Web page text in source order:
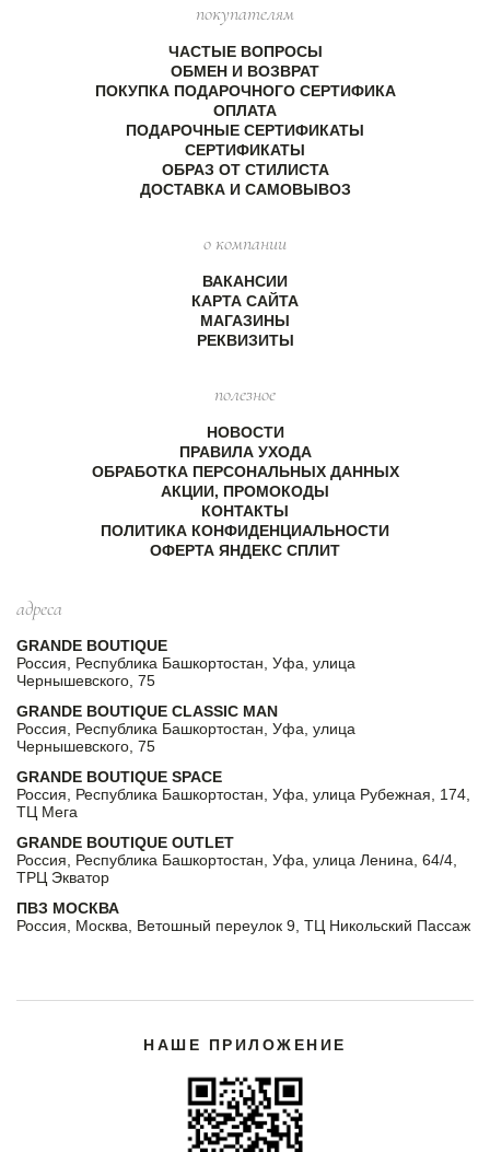
покупателям
ЧАСТЫЕ ВОПРОСЫ
ОБМЕН И ВОЗВРАТ
ПОКУПКА ПОДАРОЧНОГО СЕРТИФИКА
ОПЛАТА
ПОДАРОЧНЫЕ СЕРТИФИКАТЫ
СЕРТИФИКАТЫ
ОБРАЗ ОТ СТИЛИСТА
ДОСТАВКА И САМОВЫВОЗ
о компании
ВАКАНСИИ
КАРТА САЙТА
МАГАЗИНЫ
РЕКВИЗИТЫ
полезное
НОВОСТИ
ПРАВИЛА УХОДА
ОБРАБОТКА ПЕРСОНАЛЬНЫХ ДАННЫХ
АКЦИИ, ПРОМОКОДЫ
КОНТАКТЫ
ПОЛИТИКА КОНФИДЕНЦИАЛЬНОСТИ
ОФЕРТА ЯНДЕКС СПЛИТ
адреса
GRANDE BOUTIQUE
Россия, Республика Башкортостан, Уфа, улица
Чернышевского, 75
GRANDE BOUTIQUE CLASSIC MAN
Россия, Республика Башкортостан, Уфа, улица
Чернышевского, 75
GRANDE BOUTIQUE SPACE
Россия, Республика Башкортостан, Уфа, улица Рубежная, 174,
ТЦ Мега
GRANDE BOUTIQUE OUTLET
Россия, Республика Башкортостан, Уфа, улица Ленина, 64/4,
ТРЦ Экватор
ПВЗ МОСКВА
Россия, Москва, Ветошный переулок 9, ТЦ Никольский Пассаж
НАШЕ ПРИЛОЖЕНИЕ